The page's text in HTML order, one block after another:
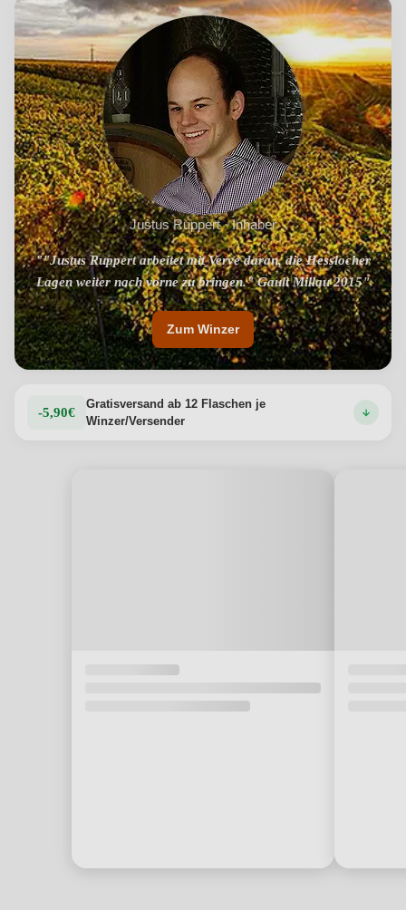
Justus Ruppert · Inhaber
""Justus Ruppert arbeitet mit Verve daran, die Hesslocher
Lagen weiter nach vorne zu bringen." Gault Millau 2015"
Zum Winzer
-5,90€
Gratisversand ab 12 Flaschen je
Winzer/Versender